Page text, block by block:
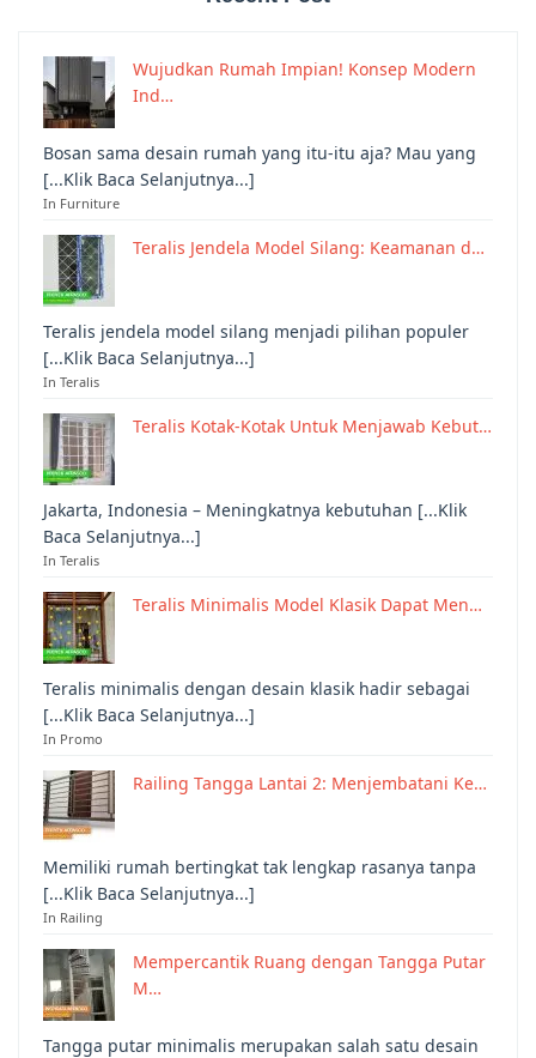
Wujudkan Rumah Impian! Konsep Modern
Ind…
Bosan sama desain rumah yang itu-itu aja? Mau yang
[...Klik Baca Selanjutnya...]
In Furniture
Teralis Jendela Model Silang: Keamanan d…
Teralis jendela model silang menjadi pilihan populer
[...Klik Baca Selanjutnya...]
In Teralis
Teralis Kotak-Kotak Untuk Menjawab Kebut…
Jakarta, Indonesia – Meningkatnya kebutuhan [...Klik
Baca Selanjutnya...]
In Teralis
Teralis Minimalis Model Klasik Dapat Men…
Teralis minimalis dengan desain klasik hadir sebagai
[...Klik Baca Selanjutnya...]
In Promo
Railing Tangga Lantai 2: Menjembatani Ke…
Memiliki rumah bertingkat tak lengkap rasanya tanpa
[...Klik Baca Selanjutnya...]
In Railing
Mempercantik Ruang dengan Tangga Putar
M…
Tangga putar minimalis merupakan salah satu desain